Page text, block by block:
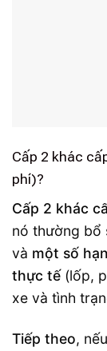
Cấp 2 khác
phí)?
Cấp 2 khác
nó thường bổ
và một số
thực tế(lốp,
xe và tình
Tiếp theo,